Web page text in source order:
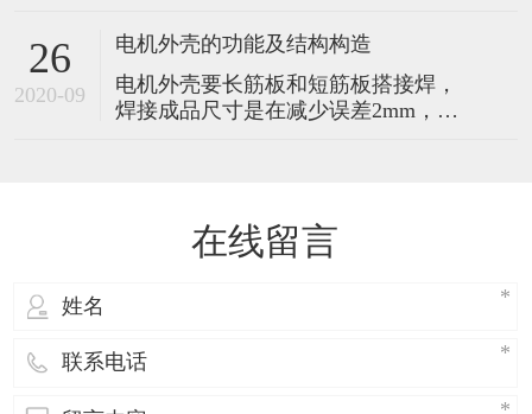
数，能够快速将马达内部产生的热量
运行。以下是选择时主要考虑的因
素： 1.散热性能：马达在运行过程中
会产生热量，良好的散热性能对于维
持马达的正常工作温度至关重要。例
26
2020-09
电机外壳的功能及结构构造
电机外壳要长筋板和短筋板搭接焊，
焊接成品尺寸是在减少误差2mm，长
换，即电子开关代替传统的接触式变
在线留言